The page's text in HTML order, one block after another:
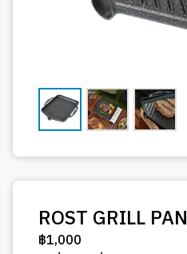
ROST GRILL PAN
฿1,000